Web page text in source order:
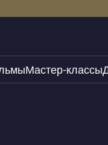
Мастер-классы